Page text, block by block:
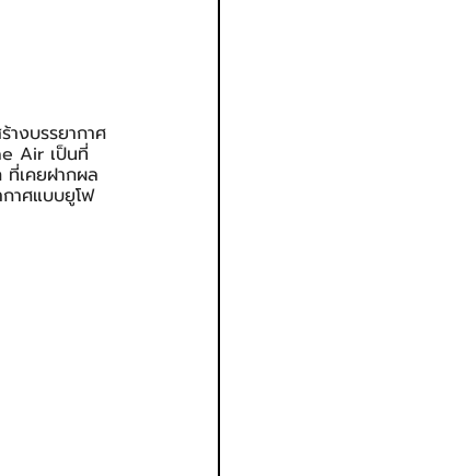
งบรรยากาศ
Air เป็นที่
ที่เคยฝากผล
าศแบบยูโฟ